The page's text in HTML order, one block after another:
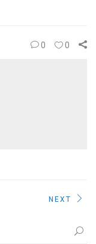
0 0
NEXT